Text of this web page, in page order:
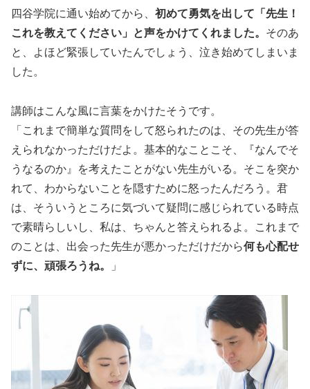
四谷学院に通い始めてから、 初めて勇気を出して「先生！
これを教えてください」と声をかけてくれました。 そのあ
と、よほど緊張していたんでしょう、泣き始めてしまいま
した。
講師はこんな風に言葉をかけたそうです。
「これまで簡単な質問をして怒られたのは、その先生が答
えられなかっただけだよ。基本的なことこそ、『なんでそ
うなるのか』を考えたことがない先生がいる。そこを突か
れて、わからないことを隠すために怒ったんだろう。君
は、そういうところに気づいて疑問に感じられている時点
で素晴らしいし、私は、ちゃんと答えられるよ。これまで
のことは、出会った先生が悪かっただけだから何も心配せ
ずに、頑張ろうね。
」